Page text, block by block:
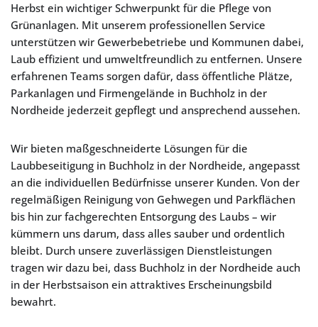
Herbst ein wichtiger Schwerpunkt für die Pflege von
Grünanlagen. Mit unserem professionellen Service
unterstützen wir Gewerbebetriebe und Kommunen dabei,
Laub effizient und umweltfreundlich zu entfernen. Unsere
erfahrenen Teams sorgen dafür, dass öffentliche Plätze,
Parkanlagen und Firmengelände in Buchholz in der
Nordheide jederzeit gepflegt und ansprechend aussehen.
Wir bieten maßgeschneiderte Lösungen für die
Laubbeseitigung in Buchholz in der Nordheide, angepasst
an die individuellen Bedürfnisse unserer Kunden. Von der
regelmäßigen Reinigung von Gehwegen und Parkflächen
bis hin zur fachgerechten Entsorgung des Laubs – wir
kümmern uns darum, dass alles sauber und ordentlich
bleibt. Durch unsere zuverlässigen Dienstleistungen
tragen wir dazu bei, dass Buchholz in der Nordheide auch
in der Herbstsaison ein attraktives Erscheinungsbild
bewahrt.